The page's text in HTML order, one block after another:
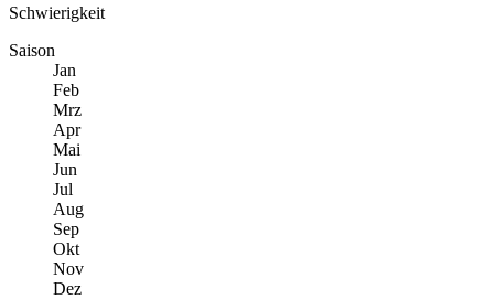
Schwierigkeit
Saison
Jan
Feb
Mrz
Apr
Mai
Jun
Jul
Aug
Sep
Okt
Nov
Dez